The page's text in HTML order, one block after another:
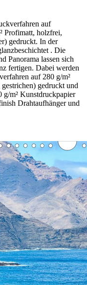
auf
Profimatt, holzfrei,
gedruckt. In der
. Die
Panorama lassen sich
fertigen. Dabei werden
auf 280 g/m²
gedruckt und
g/m² Kunstdruckpapier
Drahtaufhänger und